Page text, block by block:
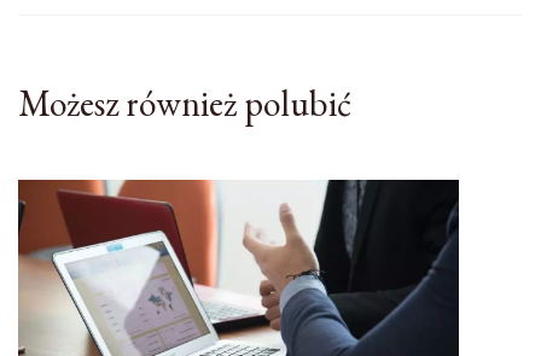
Możesz również polubić